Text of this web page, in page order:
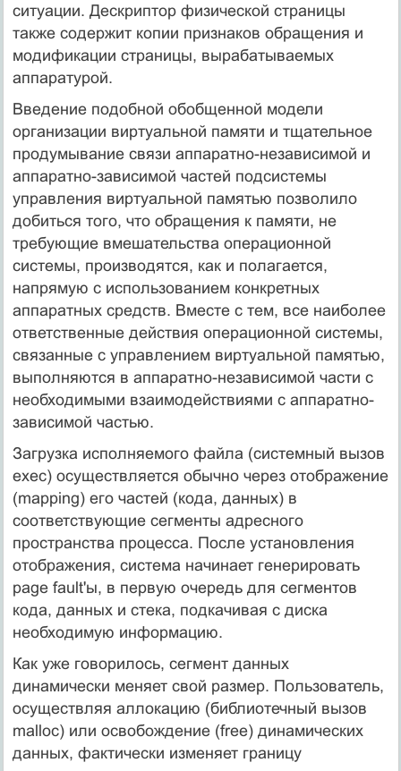
ситуации. Дескриптор физической страницы
также содержит копии признаков обращения и
модификации страницы, вырабатываемых
аппаратурой.
Введение подобной обобщенной модели
организации виртуальной памяти и тщательное
продумывание связи аппаратно-независимой и
аппаратно-зависимой частей подсистемы
управления виртуальной памятью позволило
добиться того, что обращения к памяти, не
требующие вмешательства операционной
системы, производятся, как и полагается,
напрямую с использованием конкретных
аппаратных средств. Вместе с тем, все наиболее
ответственные действия операционной системы,
связанные с управлением виртуальной памятью,
выполняются в аппаратно-независимой части с
необходимыми взаимодействиями с аппаратно-
зависимой частью.
Загрузка исполняемого файла (системный вызов
exec) осуществляется обычно через отображение
(mapping) его частей (кода, данных) в
соответствующие сегменты адресного
пространства процесса. После установления
отображения, система начинает генерировать
page fault'ы, в первую очередь для сегментов
кода, данных и стека, подкачивая с диска
необходимую информацию.
Как уже говорилось, сегмент данных
динамически меняет свой размер. Пользователь,
осуществляя аллокацию (библиотечный вызов
malloc) или освобождение (free) динамических
данных, фактически изменяет границу